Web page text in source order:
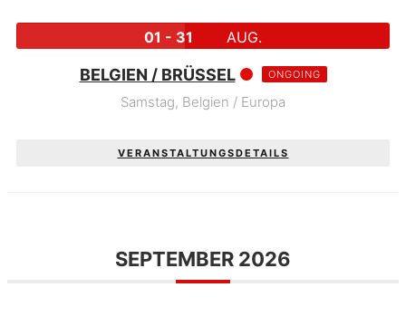
01 - 31 AUG.
BELGIEN / BRÜSSEL ONGOING
Samstag, Belgien / Europa
VERANSTALTUNGSDETAILS
SEPTEMBER 2026